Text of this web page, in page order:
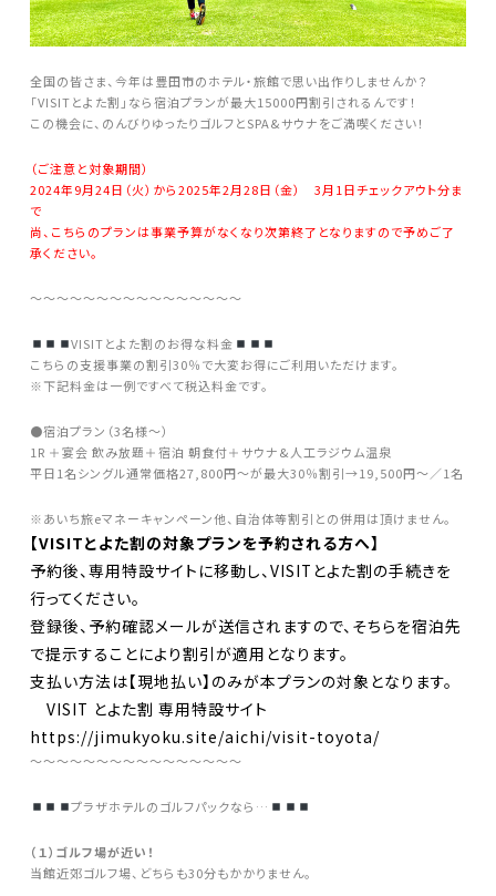
全国の皆さま、今年は豊田市のホテル・旅館で思い出作りしませんか？
「VISITとよた割」なら宿泊プランが最大15000円割引されるんです！
この機会に、のんびりゆったりゴルフとSPA&サウナをご満喫ください！
（ご注意と対象期間）
2024年9月24日（火）から2025年2月28日（金） 3月1日チェックアウト分ま
で
尚、こちらのプランは事業予算がなくなり次第終了となりますので予めご了
承ください。
〜〜〜〜〜〜〜〜〜〜〜〜〜〜〜〜
VISITとよた割のお得な料金
こちらの支援事業の割引30％で大変お得にご利用いただけます。
※下記料金は一例ですべて税込料金です。
●宿泊プラン（3名様～）
1R ＋宴会 飲み放題＋宿泊 朝食付＋サウナ&人工ラジウム温泉
平日1名シングル通常価格27,800円～が最大30％割引→19,500円～／1名
※あいち旅eマネーキャンペーン他、自治体等割引との併用は頂けません。
【VISITとよた割の対象プランを予約される方へ】
予約後、専用特設サイトに移動し、VISITとよた割の手続きを
行ってください。
登録後、予約確認メールが送信されますので、そちらを宿泊先
で提示することにより割引が適用となります。
支払い方法は【現地払い】のみが本プランの対象となります。
VISIT とよた割 専用特設サイト
https://jimukyoku.site/aichi/visit-toyota/
〜〜〜〜〜〜〜〜〜〜〜〜〜〜〜〜
プラザホテルのゴルフパックなら…
（１）ゴルフ場が近い！
当館近郊ゴルフ場、どちらも30分もかかりません。